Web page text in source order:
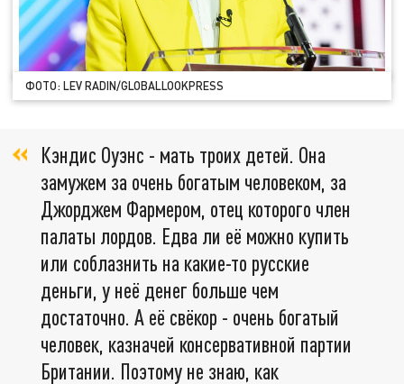
ФОТО: LEV RADIN/GLOBALLOOKPRESS
Кэндис Оуэнс - мать троих детей. Она
замужем за очень богатым человеком, за
Джорджем Фармером, отец которого член
палаты лордов. Едва ли её можно купить
или соблазнить на какие-то русские
деньги, у неё денег больше чем
достаточно. А её свёкор - очень богатый
человек, казначей консервативной партии
Британии. Поэтому не знаю, как